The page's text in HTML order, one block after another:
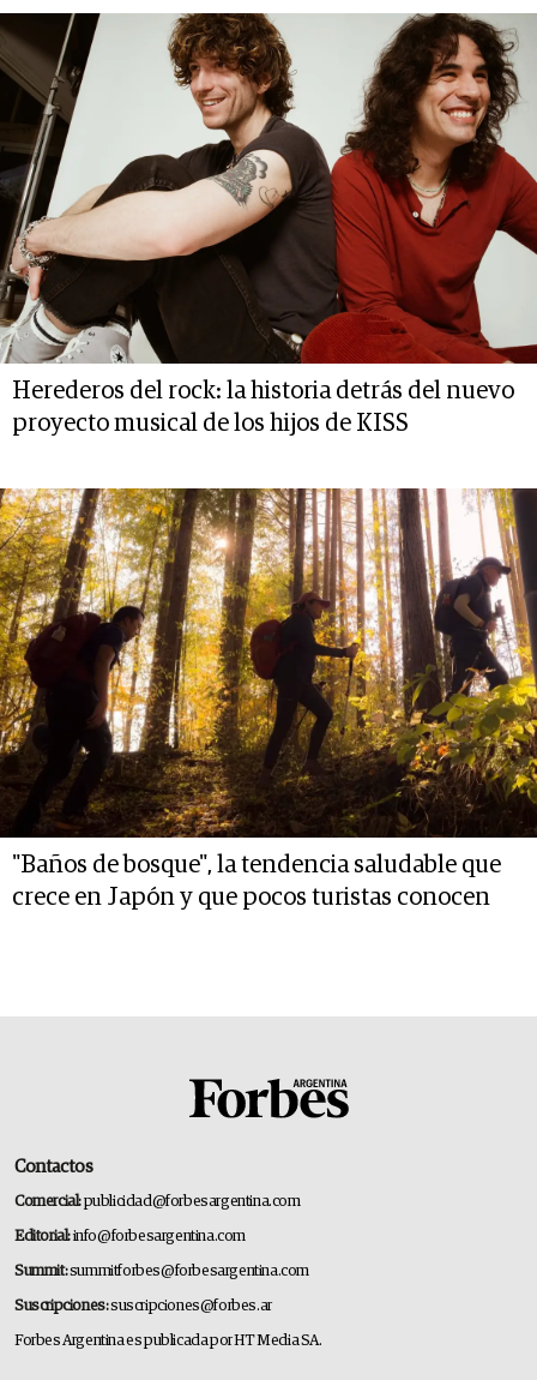
Herederos del rock: la historia detrás del nuevo
proyecto musical de los hijos de KISS
"Baños de bosque", la tendencia saludable que
crece en Japón y que pocos turistas conocen
Contactos
Comercial:publicidad@forbesargentina.com
Editorial:info@forbesargentina.com
Summit:summitforbes@forbesargentina.com
Suscripciones:suscripciones@forbes.ar
Forbes Argentina es publicada por HT Media SA.